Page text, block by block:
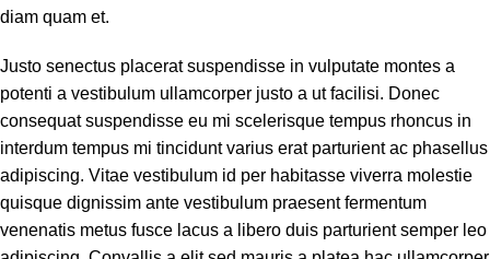
diam quam et.
Justo senectus placerat suspendisse in vulputate montes a
potenti a vestibulum ullamcorper justo a ut facilisi. Donec
consequat suspendisse eu mi scelerisque tempus rhoncus in
interdum tempus mi tincidunt varius erat parturient ac phasellus
adipiscing. Vitae vestibulum id per habitasse viverra molestie
quisque dignissim ante vestibulum praesent fermentum
venenatis metus fusce lacus a libero duis parturient semper leo